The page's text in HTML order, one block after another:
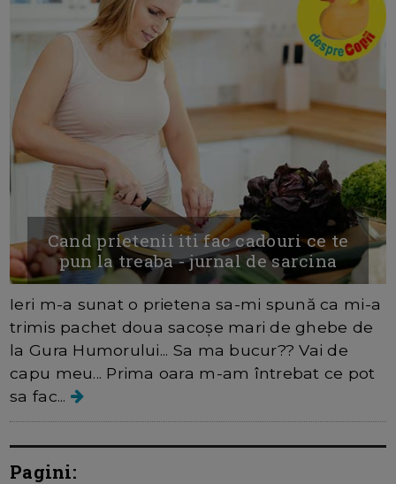
Cand prietenii iti fac cadouri ce te
pun la treaba - jurnal de sarcina
Ieri m-a sunat o prietena sa-mi spună ca mi-a
trimis pachet doua sacoșe mari de ghebe de
la Gura Humorului... Sa ma bucur?? Vai de
capu meu... Prima oara m-am întrebat ce pot
sa fac...
Pagini: